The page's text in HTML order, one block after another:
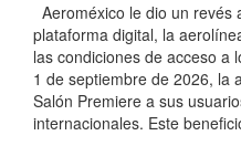
Aeroméxico le dio un revés
plataforma digital, la
las condiciones de acceso a
1 de septiembre de 2026, la
Salón Premiere a sus
internacionales. Este